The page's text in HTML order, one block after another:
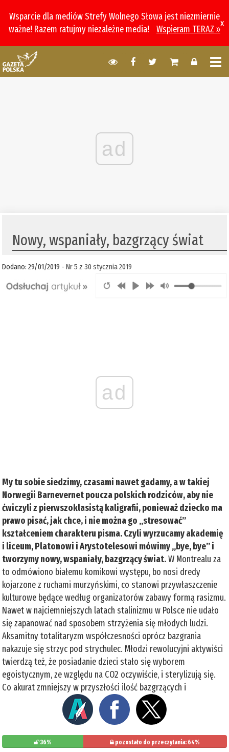
Wsparcie dla mediów Strefy Wolnego Słowa jest niezmiernie
ważne! Razem ratujmy niezależne media!
Wspieram TERAZ »
x
ad
Nowy, wspaniały, bazgrzący świat
Dodano: 29/01/2019 -Nr 5 z 30 stycznia 2019
ad
My tu sobie siedzimy, czasami nawet gadamy, a w takiej
Norwegii Barnevernet poucza polskich rodziców, aby nie
ćwiczyli z pierwszoklasistą kaligrafii, ponieważ dziecko ma
prawo pisać, jak chce, i nie można go „stresować”
kształceniem charakteru pisma. Czyli wyrzucamy akademię
i liceum, Platonowi i Arystotelesowi mówimy „bye, bye” i
tworzymy nowy, wspaniały, bazgrzący świat.W Montrealu za
to odmówiono białemu komikowi występu, bo nosi dredy
kojarzone z ruchami murzyńskimi, co stanowi przywłaszczenie
kulturowe będące według organizatorów zabawy formą rasizmu.
Nawet w najciemniejszych latach stalinizmu w Polsce nie udało
się zapanować nad sposobem strzyżenia się młodych ludzi.
Aksamitny totalitaryzm współczesności oprócz bazgrania
nakazuje się strzyc pod strychulec. Młodzi rewolucyjni aktywiści
twierdzą też, że posiadanie dzieci stało się wyborem
egoistycznym, ze względu na CO2 oczywiście, i sterylizują się.
Co akurat zmniejszy w przyszłości ilość bazgrzących i
36% pozostało do przeczytania: 64%